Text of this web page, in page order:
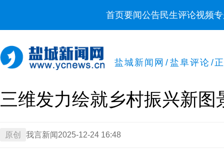
首页要闻公告民生评论视频
盐城新闻网 / 盐阜评论 /
三维发力绘就乡村振兴新图
原创 我言新闻 2025-12-24 16:48